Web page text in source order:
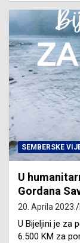
SEMBERSKE
U
Gordana
20. Aprila 2023.
U Bijeljini je za
6.500 KM za